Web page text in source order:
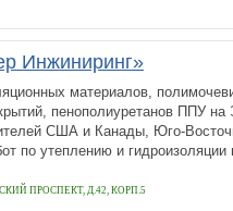
Инжиниринг»
материалов,
пенополиуретанов ППУ на
США и Канады, Юго-
по утеплению и гидроизоляции
ПРОСПЕКТ, Д.42, КОРП.5